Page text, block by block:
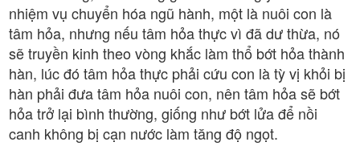
nhiệm vụ chuyển hóa ngũ hành, một là nuôi con là
tâm hỏa, nhưng nếu tâm hỏa thực vì đã dư thừa, nó
sẽ truyền kinh theo vòng khắc làm thổ bớt hỏa thành
hàn, lúc đó tâm hỏa thực phải cứu con là tỳ vị khỏi bị
hàn phải đưa tâm hỏa nuôi con, nên tâm hỏa sẽ bớt
hỏa trở lại bình thường, giống như bớt lửa để nồi
canh không bị cạn nước làm tăng độ ngọt.